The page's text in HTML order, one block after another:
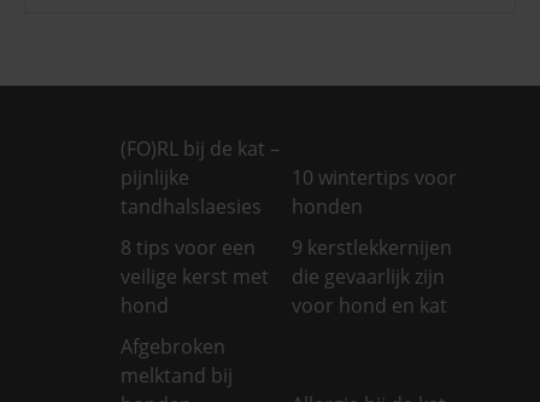
(FO)RL bij de kat –
pijnlijke
tandhalslaesies
10 wintertips voor
honden
8 tips voor een
veilige kerst met
hond
9 kerstlekkernijen
die gevaarlijk zijn
voor hond en kat
Afgebroken
melktand bij